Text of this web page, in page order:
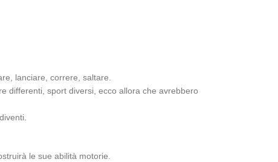
lanciare, correre, saltare.
differenti, sport diversi, ecco allora che avrebbero
le sue abilità motorie.